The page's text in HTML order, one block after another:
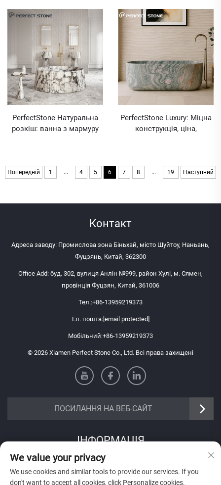
внутрішніх проектів
інтер’єру та туалетних
столиків
індивідуальним дизайном
для внутрішніх проектів
будівництва
PerfectStone Натуральна
розкіш: ванна з мармуру
проектів
PerfectStone Luxury: Міцна
конструкція, ціна,
Попередній 1 ... 4 5 6 7 8 ... 19 Наступний
Контакт
Адреса заводу: Промислова зона Біньхай, місто Шуйтоу, Наньань,
Фуцзянь, Китай, 362300
Office Add: буд. 302, вулиця Анлін №999, район Хулі, м. Сямен,
провінція Фуцзян, Китай, 361006
Тел.:+86-13959219373
Ел. пошта:[email protected]
Мобільний:+86-13959219373
© 2026 Xiamen Perfect Stone Co., Ltd. Всі права захищені
ПОСИЛАННЯ НА ВЕБ-САЙТ
ІНФОРМАЦІЯ
Підпишіться, щоб отримувати нашу щотижневу розсилку
We value your privacy
We use cookies and similar tools to provide our services. If you
don't want to accept all cookies, click Personalize cookies.